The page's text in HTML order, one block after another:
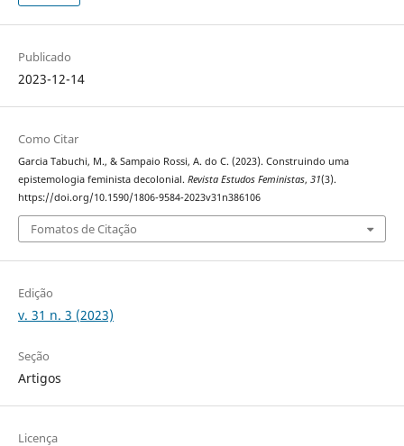
Publicado
2023-12-14
Como Citar
Garcia Tabuchi, M., & Sampaio Rossi, A. do C. (2023). Construindo uma
epistemologia feminista decolonial. Revista Estudos Feministas, 31(3).
https://doi.org/10.1590/1806-9584-2023v31n386106
Fomatos de Citação
Edição
v. 31 n. 3 (2023)
Seção
Artigos
Licença